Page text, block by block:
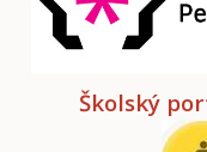
Školský